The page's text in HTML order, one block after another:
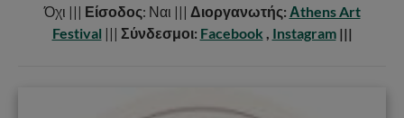
Όχι ||| Είσοδος: Ναι ||| Διοργανωτής: Αthens Art
Festival ||| Σύνδεσμοι: Facebook , Instagram|||